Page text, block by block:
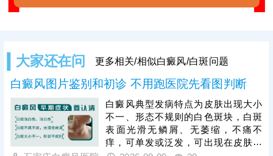
大家还在问 更多相关/相似白癜风/白斑问题
白癜风图片鉴别和初诊 不用跑医院先看图判断
白癜风典型发病特点为皮肤出现大小
不一、形态不规则的白色斑块，白斑
表面光滑无鳞屑、无萎缩，不痛不
痒，可单发或泛发，可出现在皮肤任